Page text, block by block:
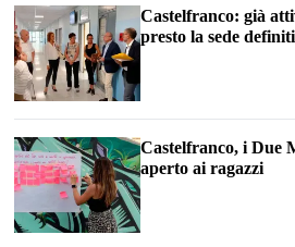
Castelfranco: già
presto la sede
Castelfranco, i Due
aperto ai ragazzi